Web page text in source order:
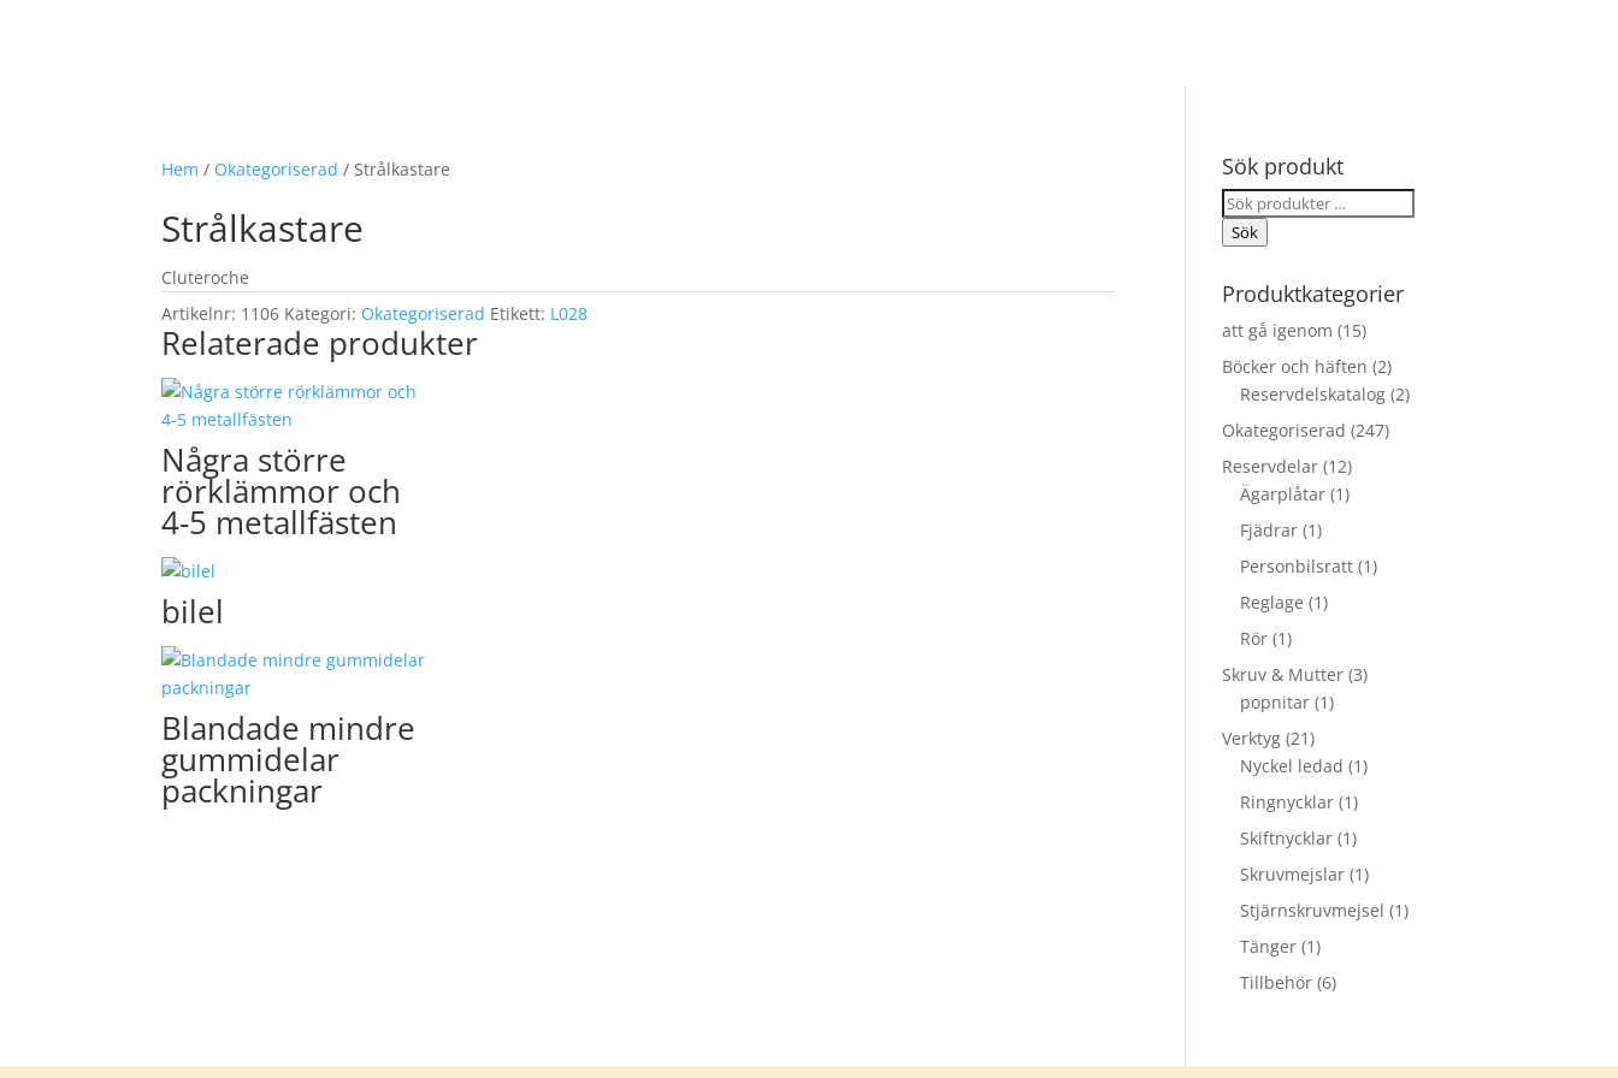
Hem / Okategoriserad / Strålkastare
Strålkastare
Cluteroche
Artikelnr: 1106 Kategori: Okategoriserad Etikett: L028
Relaterade produkter
Några större
rörklämmor och
4-5 metallfästen
bilel
Blandade mindre
gummidelar
packningar
Sök produkt
Sök
efter:
Sök
Produktkategorier
att gå igenom (15)
Böcker och häften (2)
Reservdelskatalog (2)
Okategoriserad (247)
Reservdelar (12)
Ägarplåtar (1)
Fjädrar (1)
Personbilsratt (1)
Reglage (1)
Rör (1)
Skruv & Mutter (3)
popnitar (1)
Verktyg (21)
Nyckel ledad (1)
Ringnycklar (1)
Skiftnycklar (1)
Skruvmejslar (1)
Stjärnskruvmejsel (1)
Tänger (1)
Tillbehör (6)